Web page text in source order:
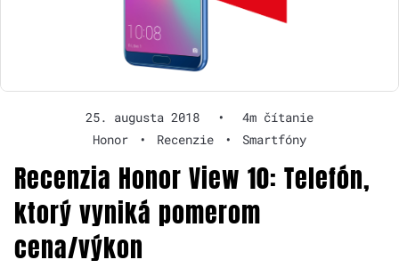
25. augusta 2018 •
4m čítanie
Honor
• Recenzie • Smartfóny
Recenzia Honor View 10: Telefón,
ktorý vyniká pomerom
cena/výkon